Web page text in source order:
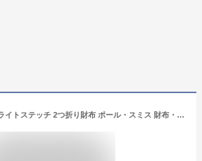
Paul Smith ハイライトステッチ 2つ折り財布 ポール・スミス 財布・ポーチ・ケース 財布 ネイビー ブラック【送料無料】